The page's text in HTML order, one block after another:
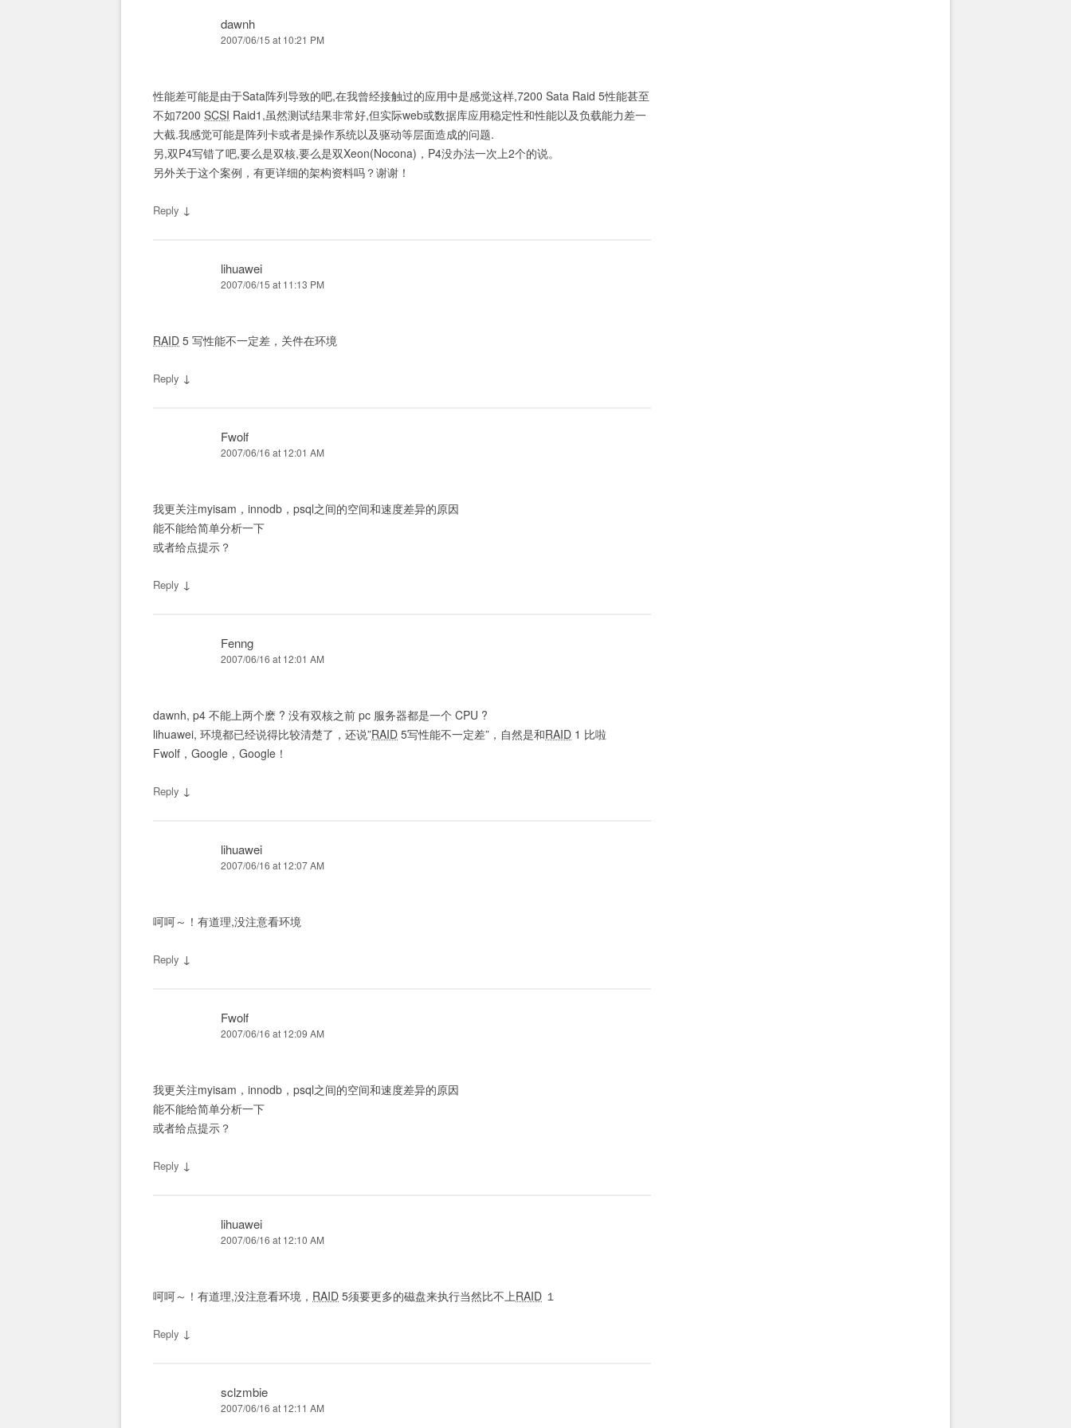
dawnh
2007/06/15 at 10:21 PM
性能差可能是由于Sata阵列导致的吧,在我曾经接触过的应用中是感觉这样,7200 Sata Raid 5性能甚至
不如7200 SCSI Raid1,虽然测试结果非常好,但实际web或数据库应用稳定性和性能以及负载能力差一
大截.我感觉可能是阵列卡或者是操作系统以及驱动等层面造成的问题.
另,双P4写错了吧,要么是双核,要么是双Xeon(Nocona)，P4没办法一次上2个的说。
另外关于这个案例，有更详细的架构资料吗？谢谢！
Reply ↓
lihuawei
2007/06/15 at 11:13 PM
RAID 5 写性能不一定差，关件在环境
Reply ↓
Fwolf
2007/06/16 at 12:01 AM
我更关注myisam，innodb，psql之间的空间和速度差异的原因
能不能给简单分析一下
或者给点提示？
Reply ↓
Fenng
2007/06/16 at 12:01 AM
dawnh, p4 不能上两个麽 ? 没有双核之前 pc 服务器都是一个 CPU ?
lihuawei, 环境都已经说得比较清楚了，还说”RAID 5写性能不一定差”，自然是和RAID 1 比啦
Fwolf，Google，Google！
Reply ↓
lihuawei
2007/06/16 at 12:07 AM
呵呵～！有道理,没注意看环境
Reply ↓
Fwolf
2007/06/16 at 12:09 AM
我更关注myisam，innodb，psql之间的空间和速度差异的原因
能不能给简单分析一下
或者给点提示？
Reply ↓
lihuawei
2007/06/16 at 12:10 AM
呵呵～！有道理,没注意看环境， RAID 5须要更多的磁盘来执行当然比不上RAID １
Reply ↓
sclzmbie
2007/06/16 at 12:11 AM